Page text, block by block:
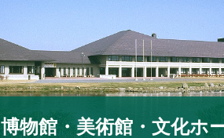
博物館・美術館・文化ホ